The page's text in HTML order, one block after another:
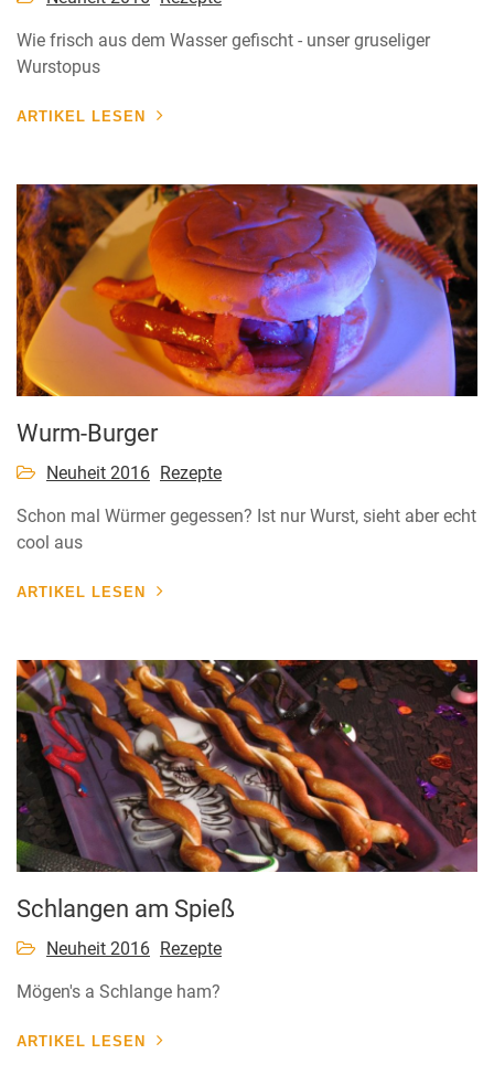
Wie frisch aus dem Wasser gefischt - unser gruseliger
Wurstopus
ARTIKEL LESEN
Wurm-Burger
Neuheit 2016 Rezepte
Schon mal Würmer gegessen? Ist nur Wurst, sieht aber echt
cool aus
ARTIKEL LESEN
Schlangen am Spieß
Neuheit 2016 Rezepte
Mögen's a Schlange ham?
ARTIKEL LESEN